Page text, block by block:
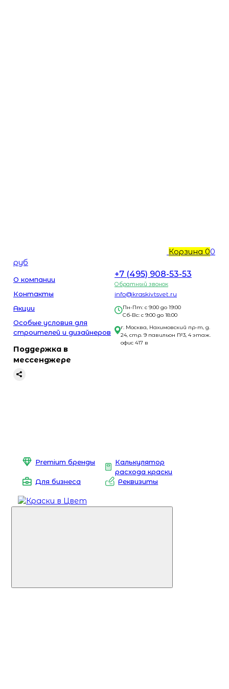
Корзина 00
руб
О компании
Контакты
Акции
Особые условия для
строителей и дизайнеров
Поддержка в
мессенджере
+7 (495) 908-53-53
Обратный звонок
info@kraskivtsvet.ru
Пн-Пт: с 9:00 до 19:00
Сб-Вс: с 9:00 до 18:00
г. Москва, Нахимовский пр-т, д.
24, стр. 9 павильон №3, 4 этаж.
офис 417 в
Premium бренды
Калькулятор
расхода краски
Для бизнеса
Реквизиты